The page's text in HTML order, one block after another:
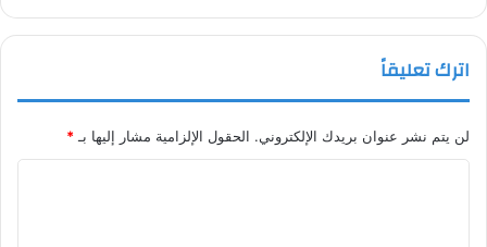
اترك تعليقاً
لن يتم نشر عنوان بريدك الإلكتروني. الحقول الإلزامية مشار إليها بـ *